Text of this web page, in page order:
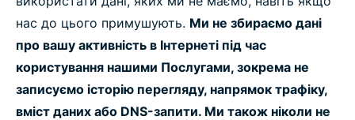
нас до цього примушують. Ми не збираємо дані
про вашу активність в Інтернеті під час
користування нашими Послугами, зокрема не
записуємо історію перегляду, напрямок трафіку,
вміст даних або DNS-запити. Ми також ніколи не